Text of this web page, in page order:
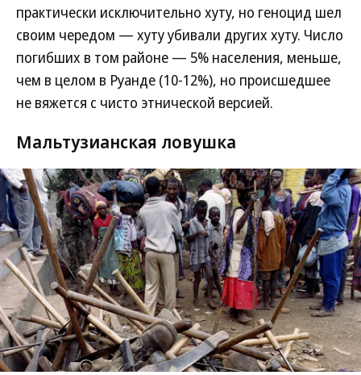
практически исключительно хуту, но геноцид шел
своим чередом — хуту убивали других хуту. Число
погибших в том районе — 5% населения, меньше,
чем в целом в Руанде (10-12%), но происшедшее
не вяжется с чисто этнической версией.
Мальтузианская ловушка